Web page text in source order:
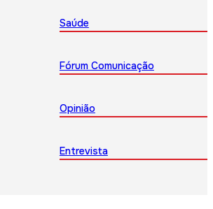
Saúde
Fórum Comunicação
Opinião
Entrevista